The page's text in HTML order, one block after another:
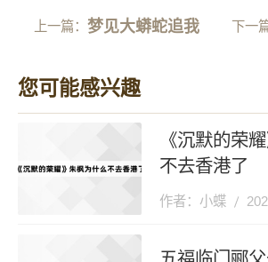
上一篇：梦见大蟒蛇追我 下一
您可能感兴趣
《沉默的荣
不去香港了
作者：小蝶